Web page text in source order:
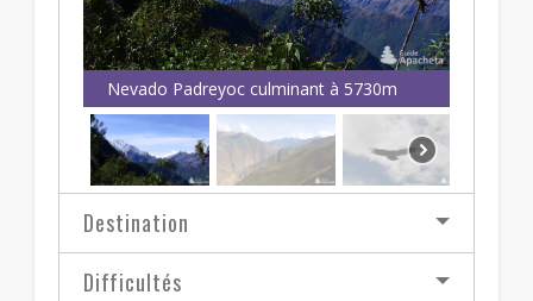
Nevado Padreyoc culminant à 5730m
Destination
Difficultés